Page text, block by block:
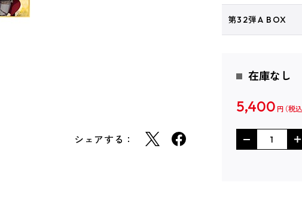
シェアする：
第32弾A BOX
在庫なし
5,400 円